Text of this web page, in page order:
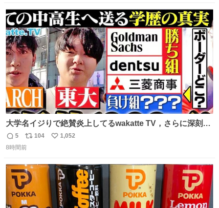
ト
数
数
大学名イジりで絶賛炎上してるwakatte TV，さらに深刻な
問題はこっちでは？ ・都内の特定企業に入るのを極度に推
奨し，それ以外の地域で堅実に生きるのを周縁化する ・恋
化する ・院生が研究環境を求め他大学に移るのを批判する
過去例↓
返
信
5
リ
ポ
ト
数
104
い
数
1,052
8時間前